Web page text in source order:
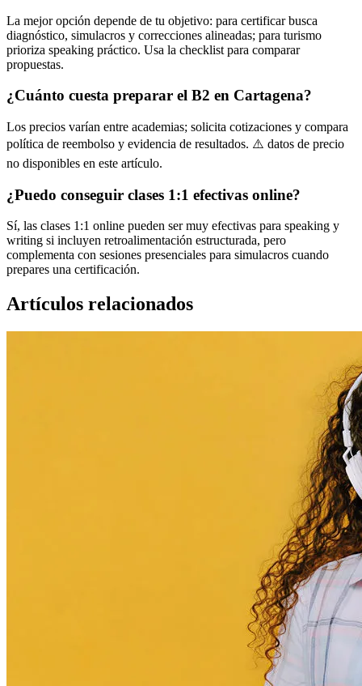
La mejor opción depende de tu objetivo: para certificar busca
diagnóstico, simulacros y correcciones alineadas; para turismo
prioriza speaking práctico. Usa la checklist para comparar
propuestas.
¿Cuánto cuesta preparar el B2 en Cartagena?
Los precios varían entre academias; solicita cotizaciones y compara
política de reembolso y evidencia de resultados. ⚠️ datos de precio
no disponibles en este artículo.
¿Puedo conseguir clases 1:1 efectivas online?
Sí, las clases 1:1 online pueden ser muy efectivas para speaking y
writing si incluyen retroalimentación estructurada, pero
complementa con sesiones presenciales para simulacros cuando
prepares una certificación.
Artículos relacionados